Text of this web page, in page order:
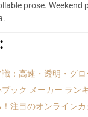
prose.
：高速・透明・グ
ック メーカー ラン
注目のオンライン